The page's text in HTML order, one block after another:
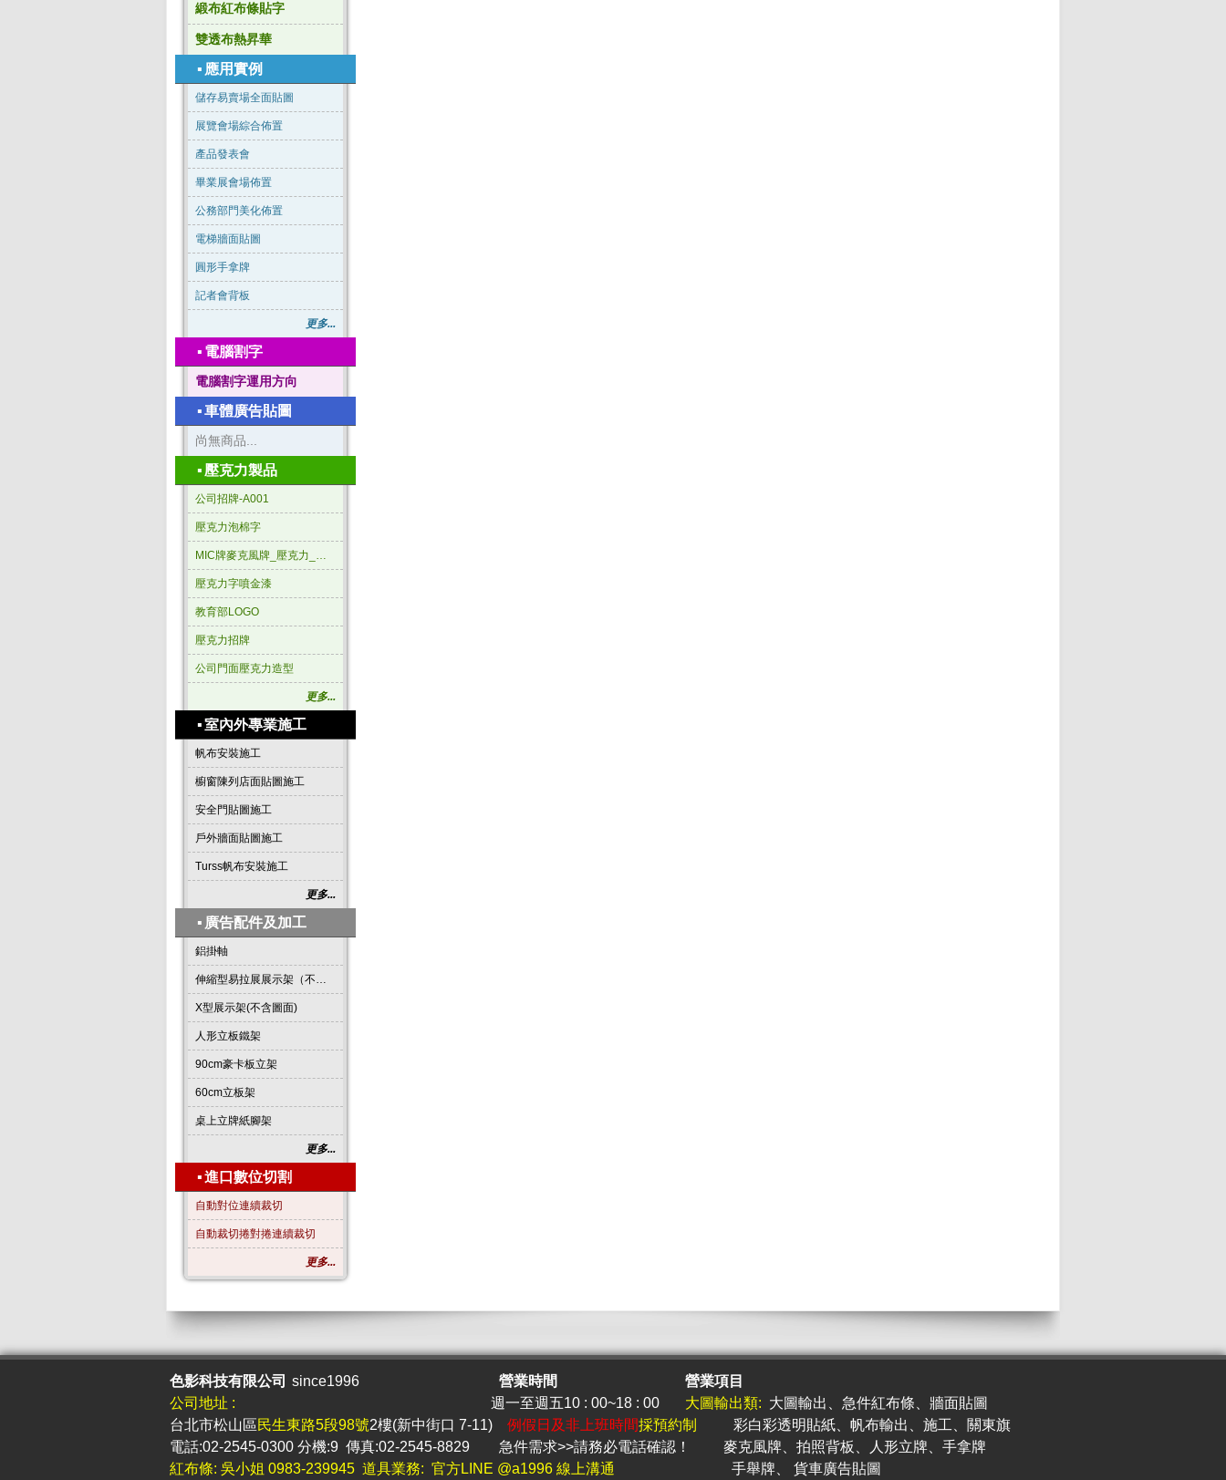
緞布紅布條貼字
雙透布熱昇華
▪ 應用實例
儲存易賣場全面貼圖
展覽會場綜合佈置
產品發表會
畢業展會場佈置
公務部門美化佈置
電梯牆面貼圖
圓形手拿牌
記者會背板
更多...
▪ 電腦割字
電腦割字運用方向
▪車體廣告貼圖
尚無商品...
▪ 壓克力製品
公司招牌-A001
壓克力泡棉字
MIC牌麥克風牌_壓克力_三角形
壓克力字噴金漆
教育部LOGO
壓克力招牌
公司門面壓克力造型
更多...
▪室內外專業施工
帆布安裝施工
櫥窗陳列店面貼圖施工
安全門貼圖施工
戶外牆面貼圖施工
Turss帆布安裝施工
更多...
▪ 廣告配件及加工
鋁掛軸
伸縮型易拉展展示架（不含圖面）
X型展示架(不含圖面)
人形立板鐵架
90cm豪卡板立架
60cm立板架
桌上立牌紙腳架
更多...
▪進口數位切割
自動對位連續裁切
自動裁切捲對捲連續裁切
更多...
色影科技有限公司 since1996 營業時間
營業項目
公司地址 :
週一至週五10 : 00~18 : 00 大圖輸出類: 大圖輸出、急件紅布條、牆面貼圖
台北市松山區民生東路5段98號2樓(新中街口 7-11) 例假日及非上班時間採預約制
彩白彩透明貼紙、帆布輸出、施工、關東旗
電話:02-2545-0300 分機:9 傳真:02-2545-8829 急件需求>>請務必電話確認！ 麥克風牌
拍照背板、人形立牌、手拿牌
紅布條: 吳小姐 0983-239945 道具業務: 官方LINE @a1996 線上溝通
手舉牌 貨車廣告貼圖